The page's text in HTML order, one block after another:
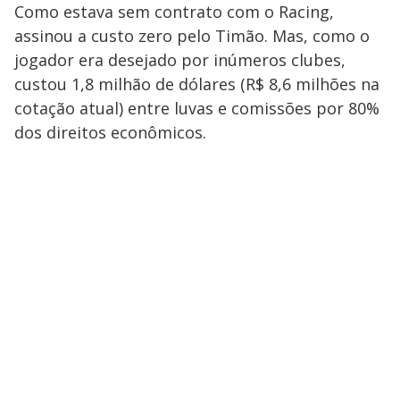
Como estava sem contrato com o Racing,
assinou a custo zero pelo Timão. Mas, como o
jogador era desejado por inúmeros clubes,
custou 1,8 milhão de dólares (R$ 8,6 milhões na
cotação atual) entre luvas e comissões por 80%
dos direitos econômicos.